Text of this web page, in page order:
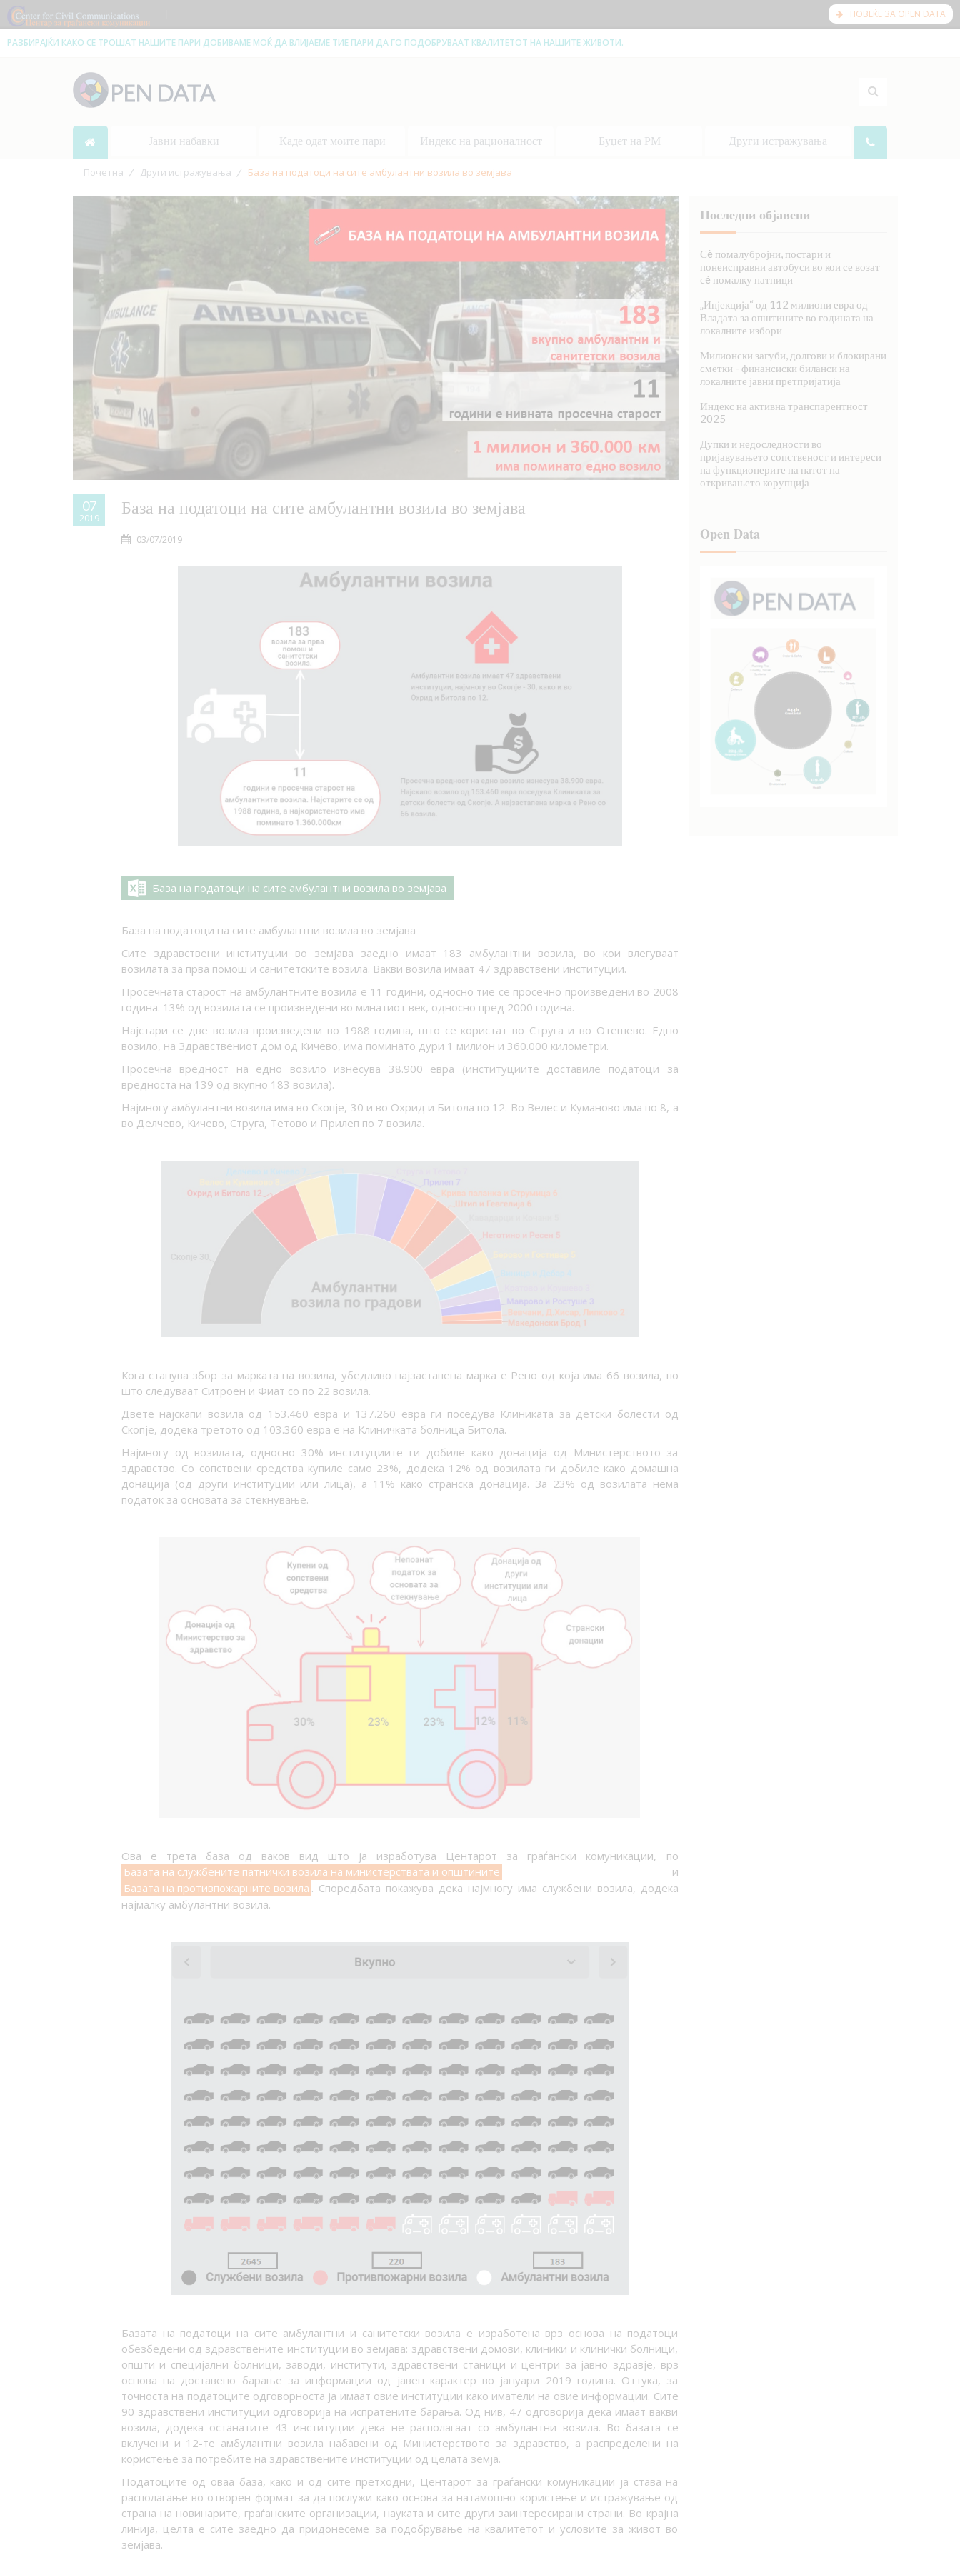
РАЗБИРАЈЌИ КАКО СЕ ТРОШАТ НАШИТЕ ПАРИ ДОБИВАМЕ МОЌ ДА ВЛИЈАЕМЕ ТИЕ ПАРИ ДА ГО ПОДОБРУВААТ КВАЛИТЕТОТ НА НАШИТЕ ЖИВОТИ.
ПОВЕЌЕ ЗА OPEN DATA
Јавни набавки Каде одат моите пари Индекс на рационалност Буџет на РМ Други истражувања
Почетна Други истражувања База на податоци на сите амбулантни возила во земјава
07
2019 База на податоци на сите амбулантни возила во земјава
03/07/2019
База на податоци на сите амбулантни возила во земјава
База на податоци на сите амбулантни возила во земјава
Сите здравствени институции во земјава заедно имаат 183
амбулантни возила, во кои влегуваат
возилата за прва помош и санитетските возила. Вакви возила имаат 47 здравствени институции.
Просечната старост на амбулантните возила е 11 години, односно тие се просечно произведени во 2008
година. 13% од возилата се произведени во минатиот век, односно пред 2000 година.
Најстари се две возила произведени во 1988 година, што се користат во Струга и во Отешево. Едно
возило, на Здравствениот дом од Кичево, има поминато дури 1 милион и 360.000 километри.
Просечна вредност на едно возило изнесува 38.900 евра (институциите доставиле податоци за
вредноста на 139 од вкупно 183 возила).
Најмногу амбулантни возила има во Скопје, 30 и во Охрид и Битола по 12. Во Велес и Куманово има по 8, а
во Делчево, Кичево, Струга, Тетово и Прилеп по 7 возила.
Кога станува збор за марката на возила, убедливо најзастапена марка е Рено од која има 66 возила, по
што следуваат Ситроен и Фиат со по 22 возила.
Двете најскапи возила од 153.460 евра и 137.260 евра ги поседува Клиниката за детски болести од
Скопје, додека третото од 103.360 евра е на Клиничката болница Битола.
Најмногу од возилата, односно 30% институциите ги добиле како донација од Министерството за
здравство. Со сопствени средства купиле само 23%, додека 12% од возилата ги добиле како домашна
донација (од други институции или лица), а 11% како странска донација. За 23% од возилата нема
податок за основата за стекнување.
Oва е трета база од ваков вид што ја изработува Центарот за граѓански комуникации, по
Базата на службените патнички возила на министерствата и општините
и
Базата на противпожарните возила . Споредбата покажува дека најмногу има службени возила, додека
најмалку амбулантни возила.
Базата на податоци на сите амбулантни и санитетски возила е изработена врз основа на податоци
обезбедени од здравствените институции во земјава: здравствени домови, клиники и клинички болници,
општи и специјални болници, заводи, институти, здравствени станици и центри за јавно здравје, врз
основа на доставено барање за информации од јавен карактер во јануари 2019 година. Оттука, за
точноста на податоците одговорноста ја имаат овие институции како иматели на овие информации. Сите
90 здравствени институции одговорија на испратените барања. Од нив, 47 одговорија дека имаат вакви
возила, додека останатите 43 институции дека не располагаат со амбулантни возила. Во базата се
вклучени и 12-те амбулантни возила набавени од Министерството за здравство, а распределени на
користење за потребите на здравствените институции од целата земја.
Податоците од оваа база, како и од сите претходни, Центарот за граѓански комуникации ја става на
располагање во отворен формат за да послужи како основа за натамошно користење и истражување од
страна на новинарите, граѓанските организации, науката и сите други заинтересирани страни. Во крајна
линија, целта е сите заедно да придонесеме за подобрување на квалитетот и условите за живот во
земјава.
Последни објавени
Сè помалубројни, постари и
понеисправни автобуси во кои се возат
сè помалку патници
„Инјекција“ од 112 милиони евра од
Владата за општините во годината на
локалните избори
Милионски загуби, долгови и блокирани
сметки - финансиски биланси на
локалните јавни претпријатија
Индекс на активна транспарентност
2025
Дупки и недоследности во
пријавувањето сопственост и интереси
на функционерите на патот на
откривањето корупција
Open Data